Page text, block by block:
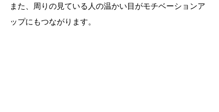
また、周りの見ている人の温かい目がモチベーションア
ップにもつながります。